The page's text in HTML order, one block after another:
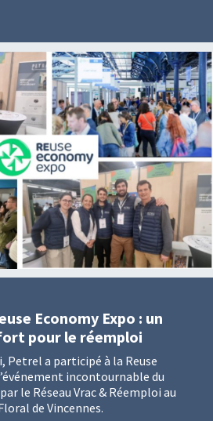
Economy Expo : un
pour le réemploi
Petrel a participé à la Reuse
incontournable du
le Réseau Vrac & Réemploi au
de Vincennes.